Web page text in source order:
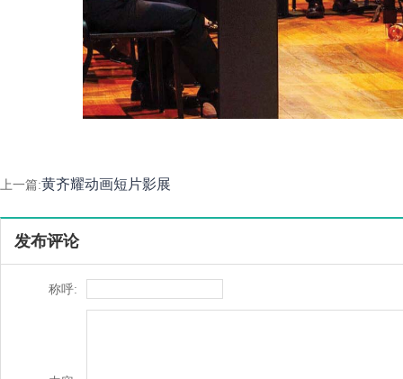
上一篇:黄齐耀动画短片影展
发布评论
称呼: